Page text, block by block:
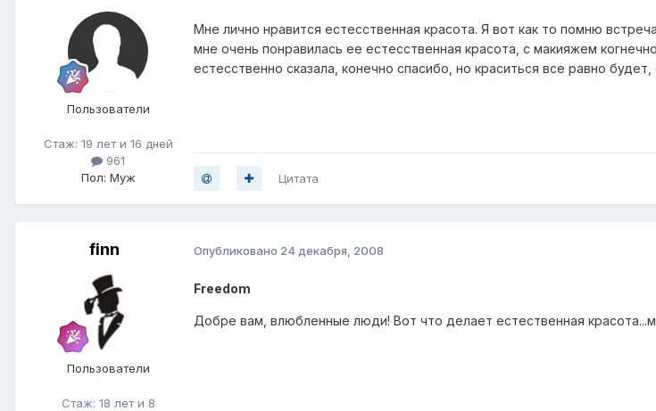
Пользователи
Стаж: 19 лет и 16 дней
961
Пол: Муж
Мне лично нравится естесственная красота. Я вот как то помню
мне очень понравилась ее естесственная красота, с макияжем
естесственно сказала, конечно спасибо, но краситься все равно
Цитата
finn
Пользователи
Стаж: 18 лет и 8
Опубликовано 24 декабря, 2008
Freedom
Добре вам, влюбленные люди! Вот что делает естественная